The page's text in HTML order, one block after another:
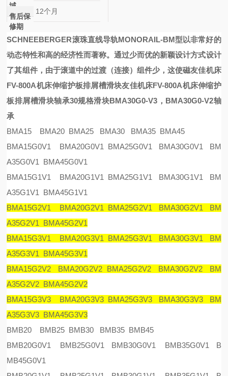
域
售后保
修期
12个月
SCHNEEBERGER滚珠直线导轨MONORAIL-BM型以非常好的
动态特性和高的经济性而著称。通过少而优的新颖设计方式设计
了其组件，由于滚道中的过渡（连接）组件少，这使磁友佳机床
FV-800A机床伸缩护板排屑槽滑块友佳机床FV-800A机床伸缩护
板排屑槽滑块轴承30规格滑块BMA30G0-V3，BMA30G0-V2轴
承
BMA15 BMA20 BMA25 BMA30 BMA35 BMA45
BMA15G0V1 BMA20G0V1 BMA25G0V1 BMA30G0V1 BM
A35G0V1 BMA45G0V1
BMA15G1V1 BMA20G1V1 BMA25G1V1 BMA30G1V1 BM
A35G1V1 BMA45G1V1
BMA15G2V1 BMA20G2V1 BMA25G2V1 BMA30G2V1 BM
A35G2V1 BMA45G2V1
BMA15G3V1 BMA20G3V1 BMA25G3V1 BMA30G3V1 BM
A35G3V1 BMA45G3V1
BMA15G2V2 BMA20G2V2 BMA25G2V2 BMA30G2V2 BM
A35G2V2 BMA45G2V2
BMA15G3V3 BMA20G3V3 BMA25G3V3 BMA30G3V3 BM
A35G3V3 BMA45G3V3
BMB20 BMB25 BMB30 BMB35 BMB45
BMB20G0V1 BMB25G0V1 BMB30G0V1 BMB35G0V1 B
MB45G0V1